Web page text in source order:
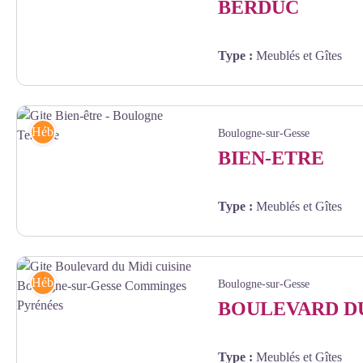
BERDUC
Type : Meublés et Gîtes
Hébergements Boulogne-sur-Gesse
BIEN-ETRE
Type : Meublés et Gîtes
Hébergements Boulogne-sur-Gesse
BOULEVARD
Type : Meublés et Gîtes